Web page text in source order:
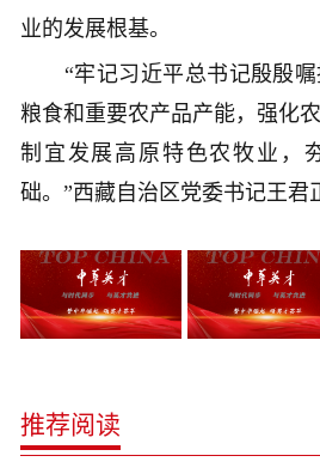
业的发展根基。
“牢记习近平总书记殷殷嘱
粮食和重要农产品产能，强化
制宜发展高原特色农牧业，
础。”西藏自治区党委书记王君
推荐阅读